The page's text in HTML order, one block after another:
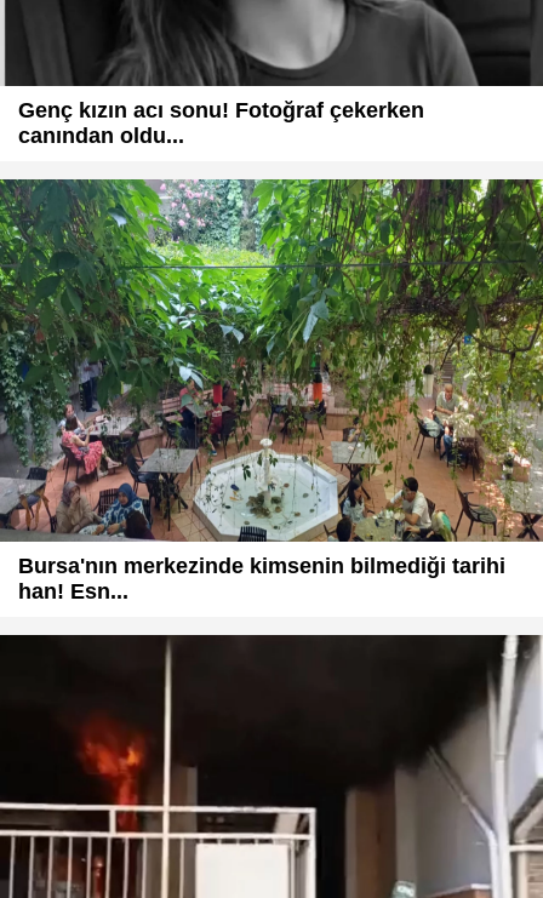
Genç kızın acı sonu! Fotoğraf çekerken
canından oldu...
Bursa'nın merkezinde kimsenin bilmediği tarihi
han! Esn...